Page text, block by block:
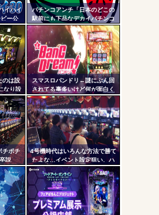
RSS
イハイ
ー公
マスロ
パチンコアンチ「日本のどこの
駅前にも下品なデカイパチンコ
屋があって恥ずかしい」
のは設
なり設
から
スマスロバンドリ←謎にぶん回
されてる事多いけど何が面白く
て打ってるの？？？
チポチ
説
4号機時代はいろんな方法で勝て
たよな…イベント設定狙い、ハ
イエナ、超技術介入機、新装狙
い…